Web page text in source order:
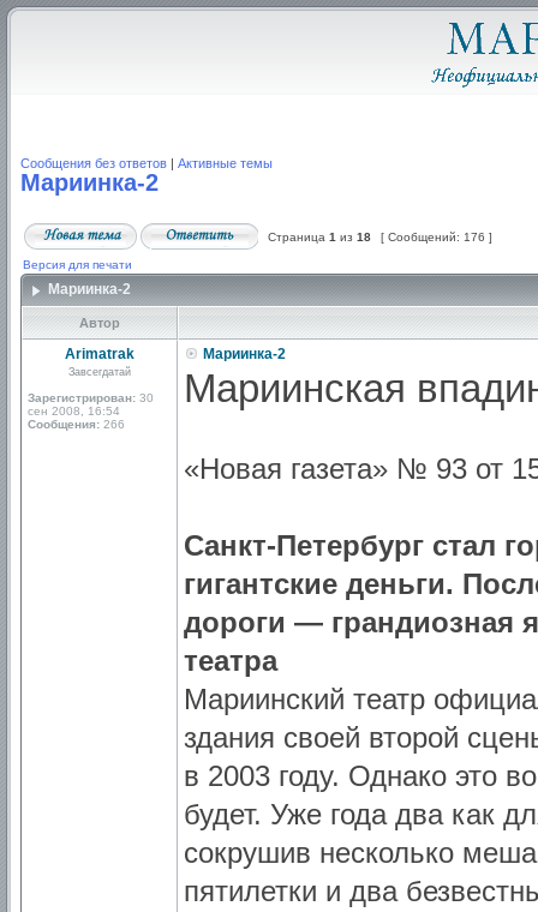
Сообщения без ответов | Активные темы
Мариинка-2
Страница 1 из 18 [ Сообщений: 176 ]
Версия для печати
Мариинка-2
Автор
Arimatrak
Завсегдатай
Зарегистрирован: 30
сен 2008, 16:54
Сообщения: 266
Мариинка-2
Мариинская
«Новая газета» № 93 от
Санкт-Петербург стал
гигантские деньги.
дороги — грандиозная
театра
Мариинский театр
здания своей второй
в 2003 году. Однако это
будет. Уже года два как
сокрушив несколько
пятилетки и два